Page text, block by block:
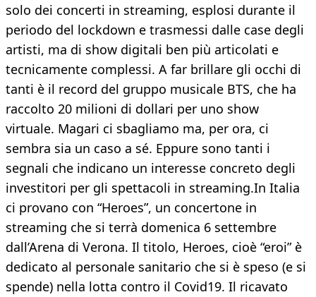
solo dei concerti in streaming, esplosi durante il
periodo del lockdown e trasmessi dalle case degli
artisti, ma di show digitali ben più articolati e
tecnicamente complessi. A far brillare gli occhi di
tanti è il record del gruppo musicale BTS, che ha
raccolto 20 milioni di dollari per uno show
virtuale. Magari ci sbagliamo ma, per ora, ci
sembra sia un caso a sé. Eppure sono tanti i
segnali che indicano un interesse concreto degli
investitori per gli spettacoli in streaming.In Italia
ci provano con “Heroes”, un concertone in
streaming che si terrà domenica 6 settembre
dall’Arena di Verona. Il titolo, Heroes, cioè “eroi” è
dedicato al personale sanitario che si è speso (e si
spende) nella lotta contro il Covid19. Il ricavato